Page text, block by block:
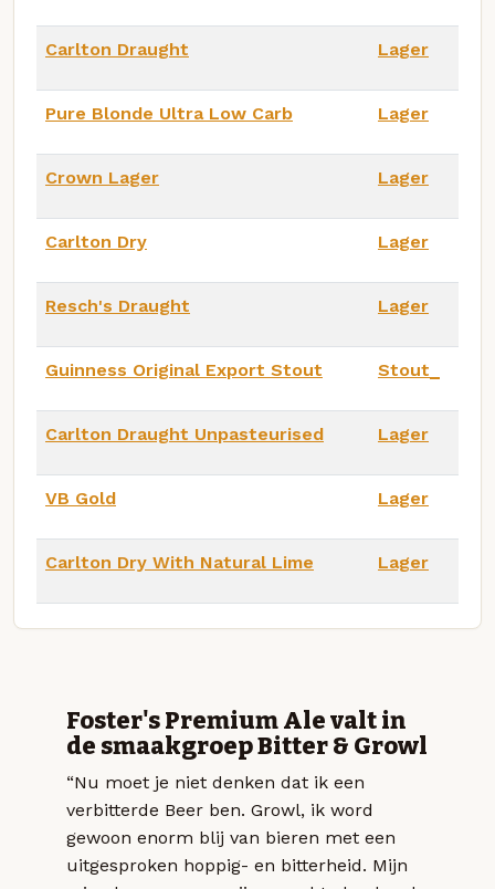
Carlton Draught Lager
Pure Blonde Ultra Low Carb Lager
Crown Lager Lager
Carlton Dry Lager
Resch's Draught Lager
Guinness Original Export Stout Stout_
Carlton Draught Unpasteurised Lager
VB Gold Lager
Carlton Dry With Natural Lime Lager
Foster's Premium Ale valt in
de smaakgroep Bitter & Growl
“Nu moet je niet denken dat ik een
verbitterde Beer ben. Growl, ik word
gewoon enorm blij van bieren met een
uitgesproken hoppig- en bitterheid. Mijn